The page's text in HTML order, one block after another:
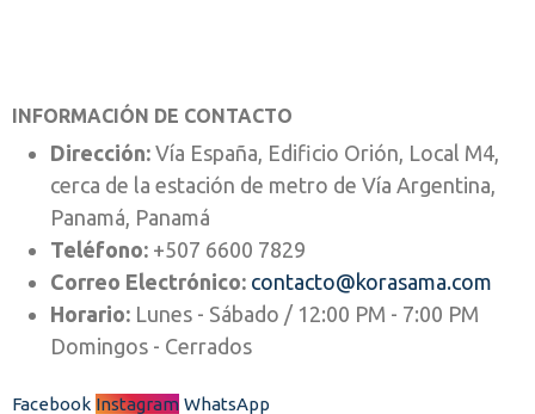
INFORMACIÓN DE CONTACTO
Dirección: Vía España, Edificio Orión, Local M4,
cerca de la estación de metro de Vía Argentina,
Panamá, Panamá
Teléfono: +507 6600 7829
Correo Electrónico: contacto@korasama.com
Horario: Lunes - Sábado / 12:00 PM - 7:00 PM
Domingos - Cerrados
Facebook Instagram WhatsApp